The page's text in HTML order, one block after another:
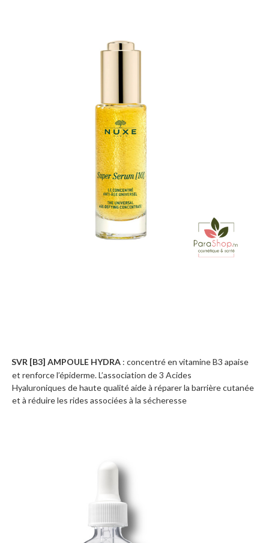
SVR [B3] AMPOULE HYDRA : concentré en vitamine B3 apaise
et renforce l’épiderme. L’association de 3 Acides
Hyaluroniques de haute qualité aide à réparer la barrière cutanée
et à réduire les rides associées à la sécheresse